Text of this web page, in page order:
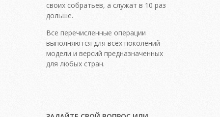
своих собратьев, а служат в 10 раз
дольше.
Все перечисленные операции
выполняются для всех поколений
модели и версий предназначенных
для любых стран.